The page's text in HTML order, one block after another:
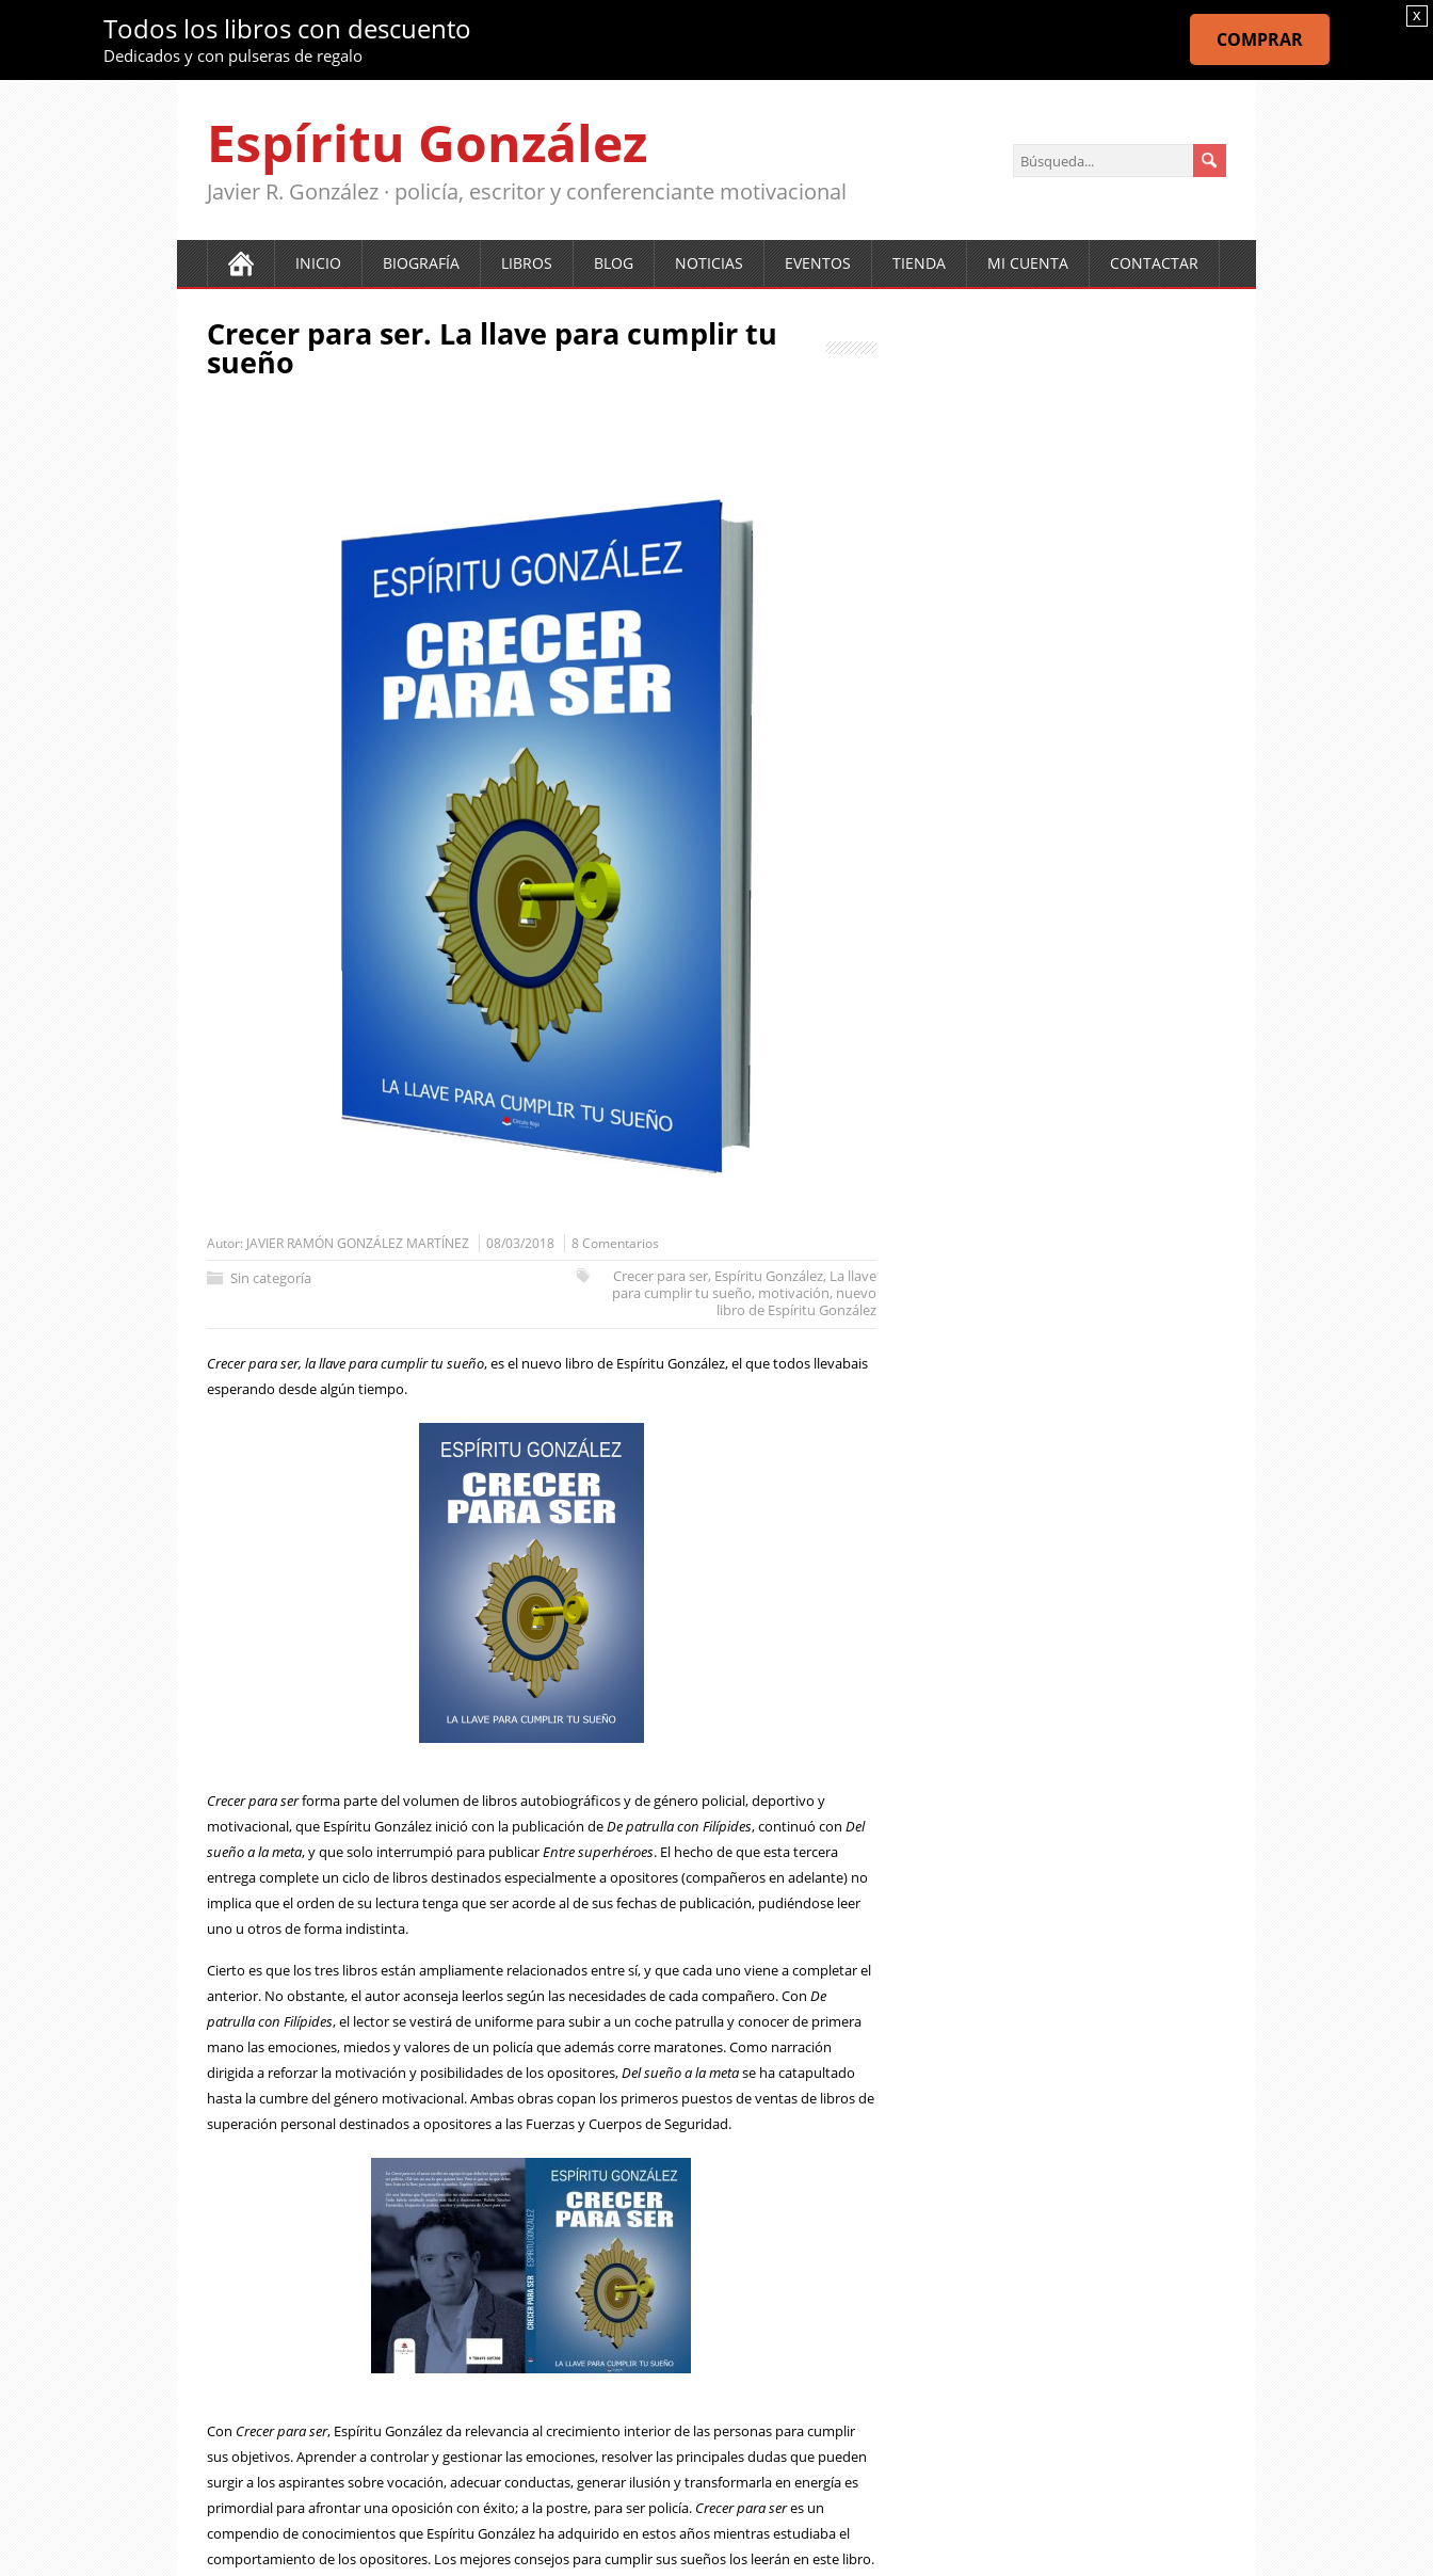
Espíritu González
Javier R. González · policía, escritor y conferenciante motivacional
INICIO BIOGRAFÍA LIBROS BLOG NOTICIAS EVENTOS TIENDA MI CUENTA CONTACTAR
Crecer para ser. La llave para cumplir tu
sueño
Autor: JAVIER RAMÓN GONZÁLEZ MARTÍNEZ 08/03/2018 8 Comentarios
Sin categoría Crecer para ser, Espíritu González, La llave
para cumplir tu sueño, motivación, nuevo
libro de Espíritu González
Crecer para ser, la llave para cumplir tu sueño, es el nuevo libro de Espíritu González, el que todos llevabais
esperando desde algún tiempo.
Crecer paraserforma parte del volumen de libros autobiográficos y de género policial, deportivo y
motivacional, que Espíritu González inició con la publicación deDe patrulla con Filípides, continuó con Del
sueño a la meta, y que solo interrumpió para publicarEntre superhéroes. El hecho de que esta tercera
entrega complete un ciclo de libros destinados especialmente a opositores (compañeros en adelante) no
implica que el orden de su lectura tenga que ser acorde al de sus fechas de publicación, pudiéndose leer
uno u otros de forma indistinta.
Cierto es que los tres libros están ampliamente relacionados entre sí, y que cada uno viene a completar el
anterior. No obstante, el autor aconseja leerlos según las necesidades de cada compañero. Con De
patrulla con Filípides, el lector se vestirá de uniforme para subir a un coche patrulla y conocer de primera
mano las emociones, miedos y valores de un policía que además corre maratones. Como narración
dirigida a reforzar la motivación y posibilidades de los opositores,Del sueño a la metase ha catapultado
hasta la cumbre del género motivacional. Ambas obras copan los primeros puestos de ventas de libros de
superación personal destinados a opositores a las Fuerzas y Cuerpos de Seguridad.
Con Crecer para ser, Espíritu González da relevancia al crecimiento interior de las personas para cumplir
sus objetivos. Aprender a controlar y gestionar las emociones, resolver las principales dudas que pueden
surgir a los aspirantes sobre vocación, adecuar conductas, generar ilusión y transformarla en energía es
primordial para afrontar una oposición con éxito; a la postre, para ser policía. Crecer para seres un
compendio de conocimientos que Espíritu González ha adquirido en estos años mientras estudiaba el
comportamiento de los opositores. Los mejores consejos para cumplir sus sueños los leerán en este libro.
Todos los libros con descuento
Dedicados y con pulseras de regalo
COMPRAR
x